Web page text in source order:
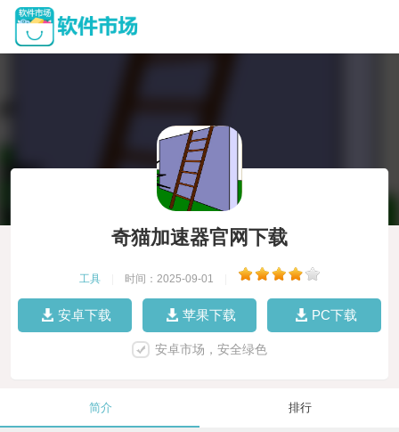
奇猫加速器官网下载
工具 时间：2025-09-01
安卓下载 苹果下载 PC下载
安卓市场，安全绿色
简介 排行